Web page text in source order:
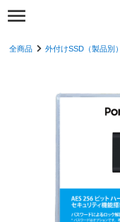
全商品 外付けSSD（製品別）